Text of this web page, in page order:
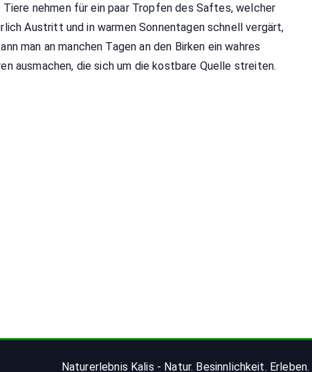
nehmen für ein paar Tropfen des Saftes, welcher
Austritt und in warmen Sonnentagen schnell vergärt,
man an manchen Tagen an den Birken ein wahres
ausmachen, die sich um die kostbare Quelle streiten.
Naturerlebnis Kalis - Natur. Besinnlichkeit. Erleben.